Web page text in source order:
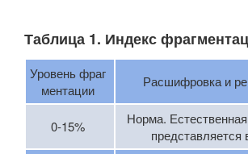
Таблица 1. Индекс
Уровень фраг
ментации
Расшифровка и
0-15%
Норма.
представляется